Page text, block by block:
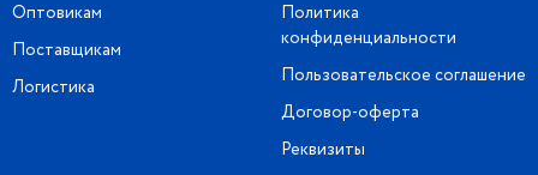
Оптовикам
Поставщикам
Логистика
Политика
конфиденциальности
Пользовательское соглашение
Договор-оферта
Реквизиты